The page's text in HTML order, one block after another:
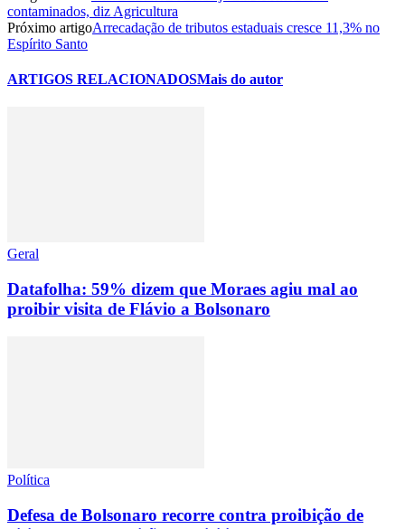
contaminados, diz Agricultura
Próximo artigoArrecadação de tributos estaduais cresce 11,3% no
Espírito Santo
ARTIGOS RELACIONADOSMais do autor
Geral
Datafolha: 59% dizem que Moraes agiu mal ao
proibir visita de Flávio a Bolsonaro
Política
Defesa de Bolsonaro recorre contra proibição de